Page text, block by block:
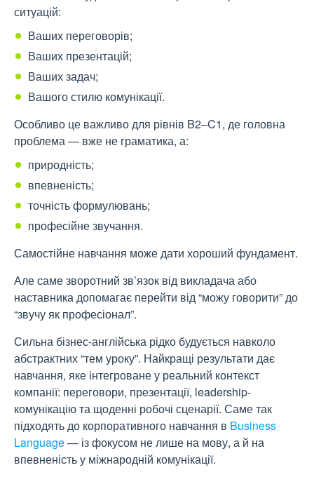
ситуацій:
Ваших переговорів;
Ваших презентацій;
Ваших задач;
Вашого стилю комунікації.
Особливо це важливо для рівнів B2–C1, де головна
проблема — вже не граматика, а:
природність;
впевненість;
точність формулювань;
професійне звучання.
Самостійне навчання може дати хороший фундамент.
Але саме зворотний зв’язок від викладача або
наставника допомагає перейти від “можу говорити” до
“звучу як професіонал”.
Сильна бізнес-англійська рідко будується навколо
абстрактних “тем уроку”. Найкращі результати дає
навчання, яке інтегроване у реальний контекст
компанії: переговори, презентації, leadership-
комунікацію та щоденні робочі сценарії. Саме так
підходять до корпоративного навчання в Business
Language— із фокусом не лише на мову, а й на
впевненість у міжнародній комунікації.